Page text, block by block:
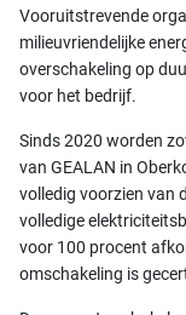
Vooruitstrevende
milieuvriendelijke
overschakeling op
voor het bedrijf.
Sinds 2020 worden
van GEALAN in
volledig voorzien van
volledige
voor 100 procent
omschakeling is